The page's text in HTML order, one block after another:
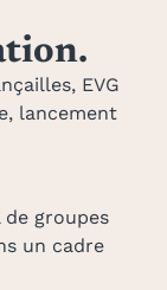
EVG
lancement
de groupes
un cadre